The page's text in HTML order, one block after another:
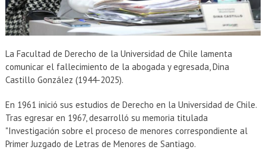
La Facultad de Derecho de la Universidad de Chile lamenta
comunicar el fallecimiento de la abogada y egresada, Dina
Castillo González (1944-2025).
En 1961 inició sus estudios de Derecho en la Universidad de Chile.
Tras egresar en 1967, desarrolló su memoria titulada
"Investigación sobre el proceso de menores correspondiente al
Primer Juzgado de Letras de Menores de Santiago.